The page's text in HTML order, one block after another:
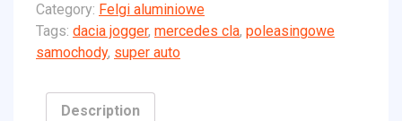
Category: Felgi aluminiowe
Tags: dacia jogger, mercedes cla, poleasingowe
samochody, super auto
Description